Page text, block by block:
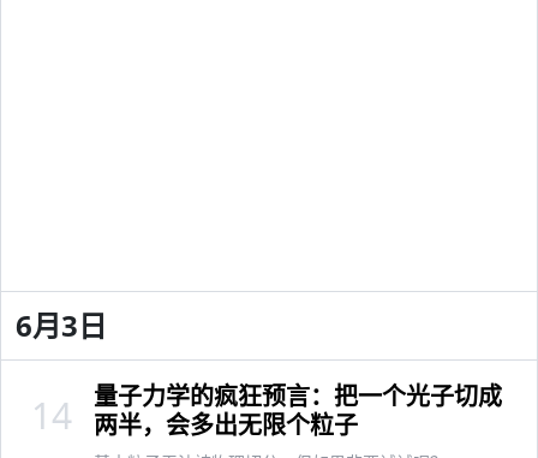
6月3日
量子力学的疯狂预言：把一个光子切成
两半，会多出无限个粒子
14